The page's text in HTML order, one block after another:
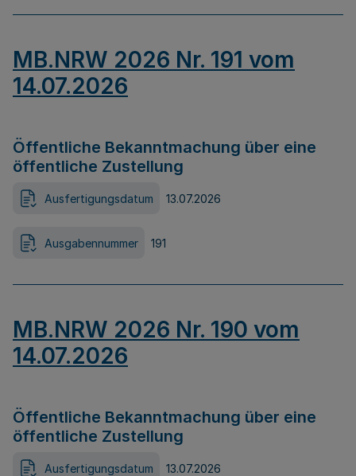
MB.NRW 2026 Nr. 191 vom
14.07.2026
Öffentliche Bekanntmachung über eine
öffentliche Zustellung
Ausfertigungsdatum 13.07.2026
Ausgabennummer 191
MB.NRW 2026 Nr. 190 vom
14.07.2026
Öffentliche Bekanntmachung über eine
öffentliche Zustellung
Ausfertigungsdatum 13.07.2026